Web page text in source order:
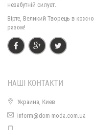
Жіноча
незабутній силует.
Вірте, Великий Творець в
разом!
НАШІ КОНТАКТИ
Украина, Киев
inform@dom-moda.com.ua